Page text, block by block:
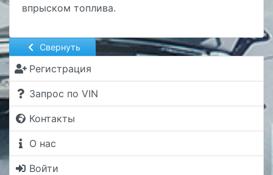
Свернуть
Регистрация
Запрос по VIN
Контакты
О нас
Войти
впрыском топлива.